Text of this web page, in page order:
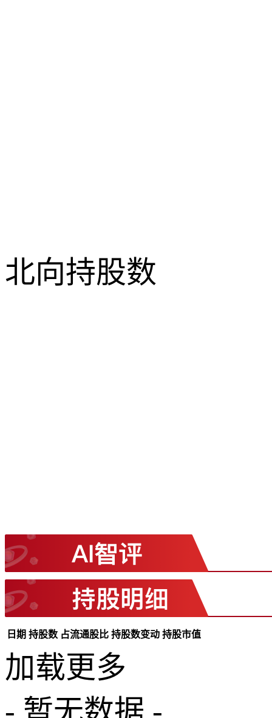
北向持股数
日期 持股数 占流通股比 持股数变动 持股市值
加载更多